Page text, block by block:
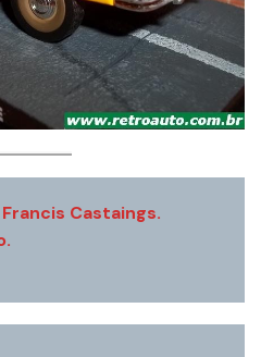
Castaings.